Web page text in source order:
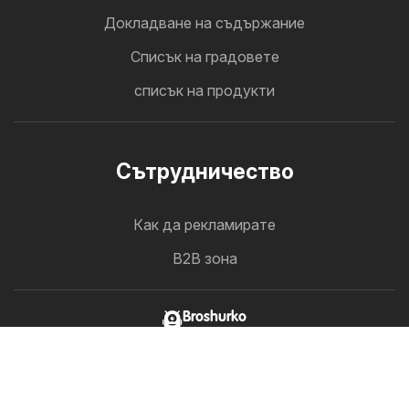
Докладване на съдържание
Cписък на градовете
списък на продукти
Cътрудничество
Как да рекламирате
B2B зона
Broshurko